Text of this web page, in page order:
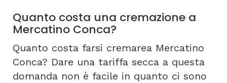
Quanto costa una cremazione a
Mercatino Conca?
Quanto costa farsi cremarea Mercatino
Conca? Dare una tariffa secca a questa
domanda non è facile in quanto ci sono